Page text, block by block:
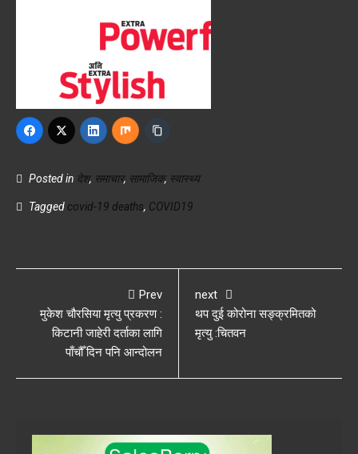
Posted in देश, समाचार, सामाजिक, स्वास्थ्य
Tagged covid-19 deaths, COVID19
Prev
मुकेश चौरसिया मृत्यु प्रकरण :
किटानी जाहेरी दर्ताका लागि
पाँचौँ दिन पनि आन्दोलन
next
थप दुई कोरोना सङ्क्रमितको
मृत्यु :चितवन